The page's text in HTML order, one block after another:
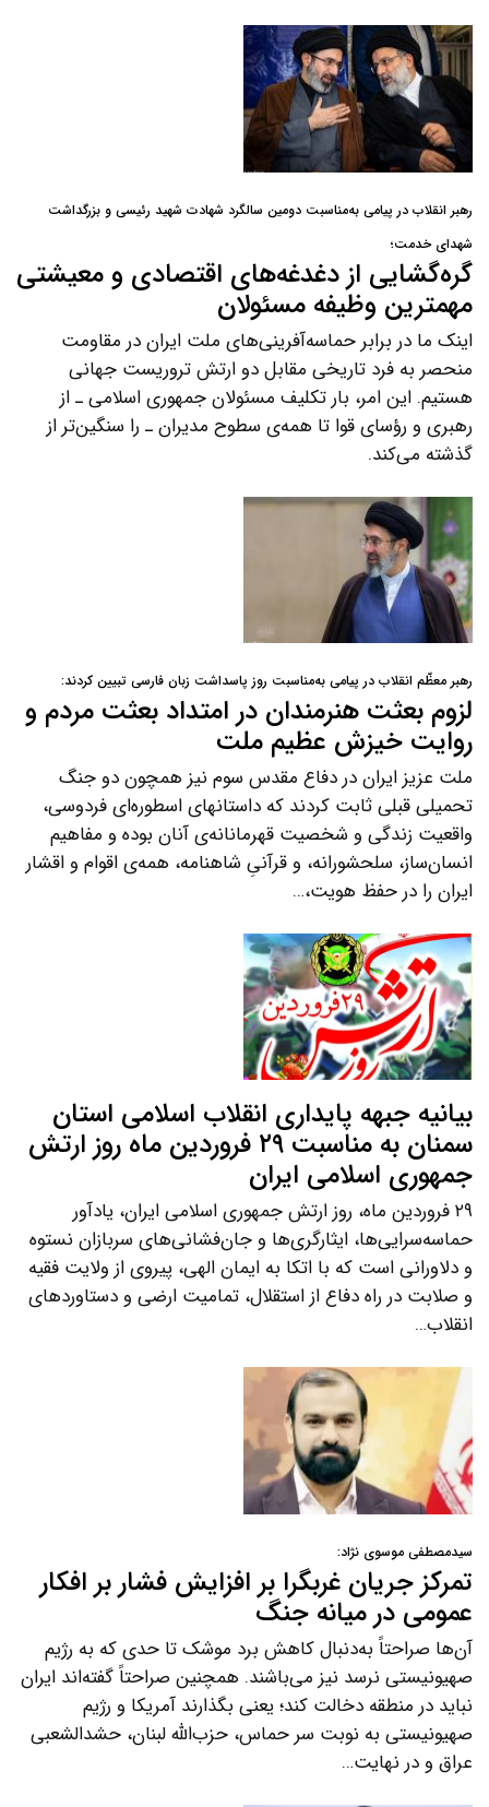
رهبر انقلاب در پیامی به‌مناسبت دومین سالگرد شهادت شهید رئیسی و بزرگداشت
شهدای خدمت؛
گر‌ه‌گشایی از دغدغه‌های اقتصادی و معیشتی
مهمترین وظیفه مسئولان
اینک ما در برابر حماسه‌آفرینی‌های ملت ایران در مقاومت
منحصر به فرد تاریخی مقابل دو ارتش تروریست جهانی
هستیم. این امر، بار تکلیف مسئولان جمهوری اسلامی ـ از
رهبری و رؤسای قوا تا همه‌ی سطوح مدیران ـ را سنگین‌تر از
گذشته می‌کند.
رهبر معظّم انقلاب در پیامی به‌مناسبت روز پاسداشت زبان فارسی تبیین کردند:
لزوم بعثت هنرمندان در امتداد بعثت مردم و
روایت خیزش عظیم ملت
ملت عزیز ایران در دفاع مقدس سوم نیز همچون دو جنگ
تحمیلی قبلی ثابت کردند که داستانهای اسطوره‌ای فردوسی،
واقعیت زندگی و شخصیت قهرمانانه‌ی آنان بوده و مفاهیم
انسان‌ساز، سلحشورانه، و قرآنیِ شاهنامه، همه‌ی اقوام و اقشار
ایران را در حفظ هویت،…
بیانیه جبهه پایداری انقلاب اسلامی استان
سمنان به مناسبت ۲۹ فروردین ماه روز ارتش
جمهوری اسلامی ایران
۲۹ فروردین ماه، روز ارتش جمهوری اسلامی ایران، یادآور
حماسه‌سرایی‌ها، ایثارگری‌ها و جان‌فشانی‌های سربازان نستوه
و دلاورانی است که با اتکا به ایمان الهی، پیروی از ولایت فقیه
و صلابت در راه دفاع از استقلال، تمامیت ارضی و دستاوردهای
انقلاب…
سیدمصطفی موسوی نژاد:
تمرکز جریان غربگرا بر افزایش فشار بر افکار
عمومی در میانه جنگ
آن‌ها صراحتاً به‌دنبال کاهش برد موشک تا حدی که به رژیم
صهیونیستی نرسد نیز می‌باشند. همچنین صراحتاً گفته‌اند ایران
نباید در منطقه دخالت کند؛ یعنی بگذارند آمریکا و رژیم
صهیونیستی به نوبت سر حماس، حزب‌الله لبنان، حشدالشعبی
عراق و در نهایت…